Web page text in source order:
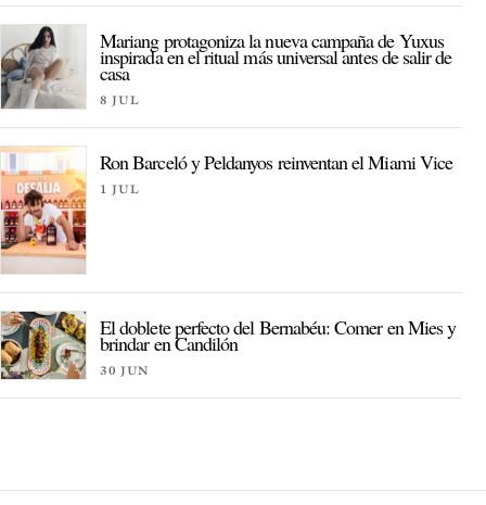
Mariang protagoniza la nueva campaña de Yuxus
inspirada en el ritual más universal antes de salir de
casa
8 JUL
Ron Barceló y Peldanyos reinventan el Miami Vice
1 JUL
El doblete perfecto del Bernabéu: Comer en Mies y
brindar en Candilón
30 JUN